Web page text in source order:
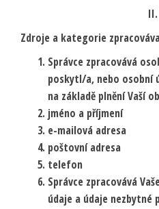
II.
Zdroje a kategorie
Správce zpracovává
poskytl/a, nebo osobní
na základě plnění Vaší
jméno a příjmení
e-mailová adresa
poštovní adresa
telefon
Správce zpracovává
údaje a údaje nezbytné